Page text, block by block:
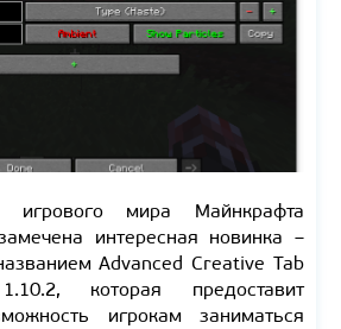
игрового мира Майнкрафта
интересная новинка –
Advanced Creative Tab
которая предоставит
игрокам заниматься